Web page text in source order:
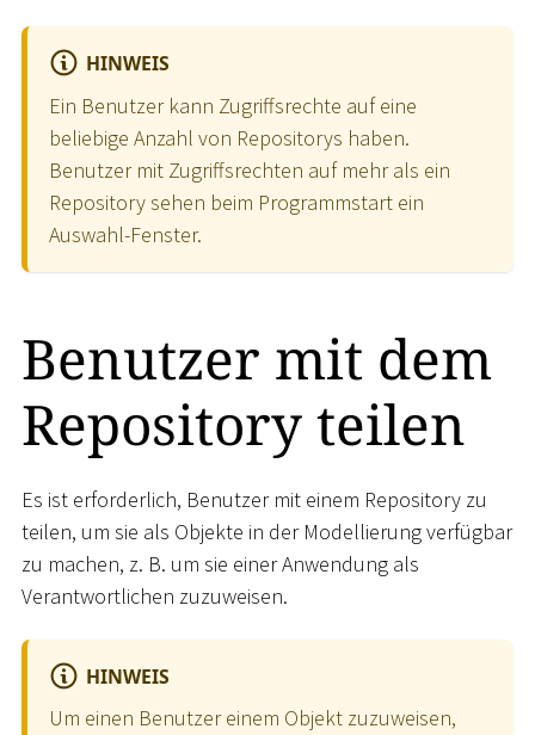
HINWEIS
Ein Benutzer kann Zugriffsrechte auf eine
beliebige Anzahl von Repositorys haben.
Benutzer mit Zugriffsrechten auf mehr als ein
Repository sehen beim Programmstart ein
Auswahl-Fenster.
Benutzer mit dem
Repository teilen
Es ist erforderlich, Benutzer mit einem Repository zu
teilen, um sie als Objekte in der Modellierung verfügbar
zu machen, z. B. um sie einer Anwendung als
Verantwortlichen zuzuweisen.
HINWEIS
Um einen Benutzer einem Objekt zuzuweisen,